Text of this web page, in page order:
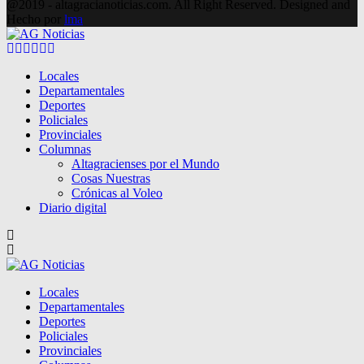
@2019 - altagracianoticias.com. All Right Reserved. Designed and
Hecho por lma
Facebook
Twitter
Instagram
Pinterest
Google
Locales
Departamentales
Deportes
Policiales
Provinciales
Columnas
Altagracienses por el Mundo
Cosas Nuestras
Crónicas al Voleo
Diario digital
Locales
Departamentales
Deportes
Policiales
Provinciales